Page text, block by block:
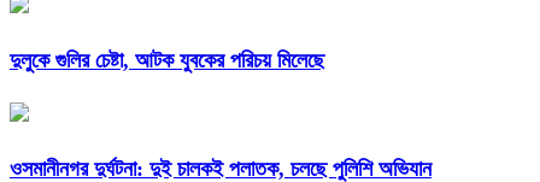
দুলুকে গুলির চেষ্টা, আটক যুবকের পরিচয় মিলেছে
ওসমানীনগর দুর্ঘটনা: দুই চালকই পলাতক, চলছে পুলিশি অভিযান